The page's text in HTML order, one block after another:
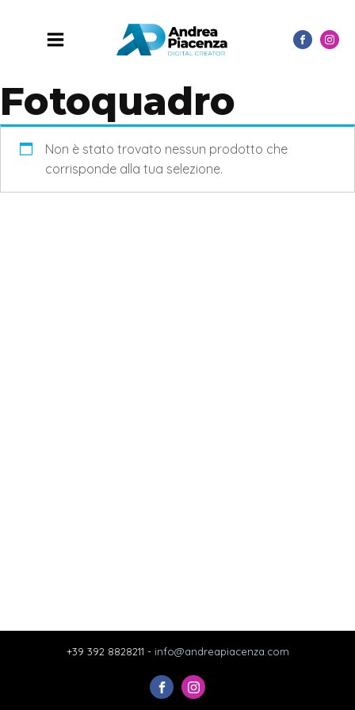
Fotoquadro
Non è stato trovato nessun prodotto che
corrisponde alla tua selezione.
+39 392 8828211 - info@andreapiacenza.com